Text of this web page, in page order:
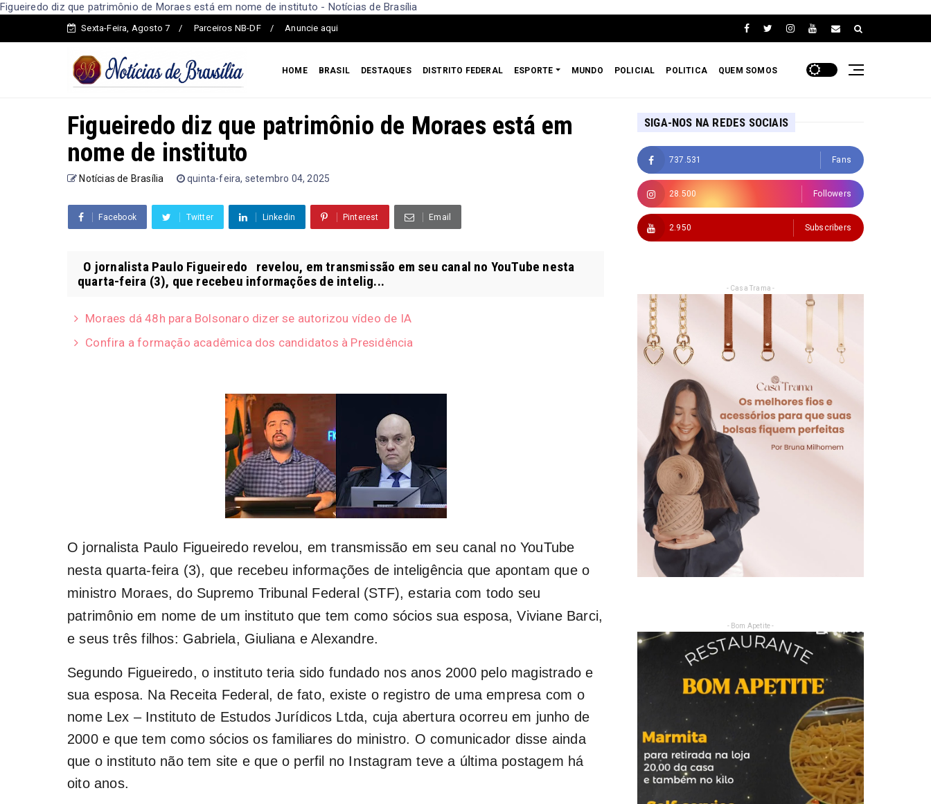
Figueiredo diz que patrimônio de Moraes está em nome de instituto - Notícias de Brasília
Sexta-Feira, Agosto 7 Parceiros NB-DF Anuncie aqui
HOME BRASIL DESTAQUES DISTRITO FEDERAL ESPORTE MUNDO POLICIAL POLITICA QUEM SOMOS
Figueiredo diz que patrimônio de Moraes está em
nome de instituto
Notícias de Brasília quinta-feira, setembro 04, 2025
Facebook Twitter Linkedin Pinterest Email
O jornalista Paulo Figueiredo revelou, em transmissão em seu canal no YouTube nesta
quarta-feira (3), que recebeu informações de intelig...
Moraes dá 48h para Bolsonaro dizer se autorizou vídeo de IA
Confira a formação acadêmica dos candidatos à Presidência
O jornalista Paulo Figueiredo revelou, em transmissão em seu canal no YouTube
nesta quarta-feira (3), que recebeu informações de inteligência que apontam que o
ministro Moraes, do Supremo Tribunal Federal (STF), estaria com todo seu
patrimônio em nome de um instituto que tem como sócios sua esposa, Viviane Barci,
e seus três filhos: Gabriela, Giuliana e Alexandre.
Segundo Figueiredo, o instituto teria sido fundado nos anos 2000 pelo magistrado e
sua esposa. Na Receita Federal, de fato, existe o registro de uma empresa com o
nome Lex – Instituto de Estudos Jurídicos Ltda, cuja abertura ocorreu em junho de
2000 e que tem como sócios os familiares do ministro. O comunicador disse ainda
que o instituto não tem site e que o perfil no Instagram teve a última postagem há
oito anos.
SIGA-NOS NA REDES SOCIAIS
737.531 Fans
28.500 Followers
2.950 Subscribers
- Casa Trama -
- Bom Apetite -